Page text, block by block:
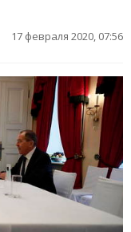
17 февраля 2020, 07:56